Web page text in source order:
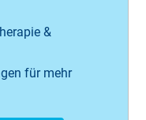
&
für mehr